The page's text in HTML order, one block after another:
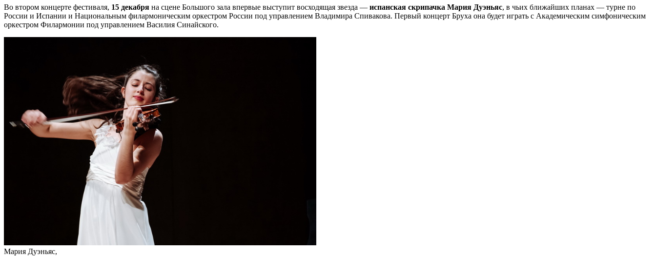
Во втором концерте фестиваля, 15 декабря на сцене Большого зала впервые выступит восходящая звезда — испанская скрипачка Мария Дуэньяс, в чьих ближайших планах — турне по
России и Испании и Национальным филармоническим оркестром России под управлением Владимира Спивакова. Первый концерт Бруха она будет играть с Академическим симфоническим
оркестром Филармонии под управлением Василия Синайского.
Мария Дуэньяс,